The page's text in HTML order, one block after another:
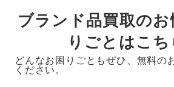
ブランド品買取のお
りごとはこ
どんなお困りごともぜひ、無料の
ください。